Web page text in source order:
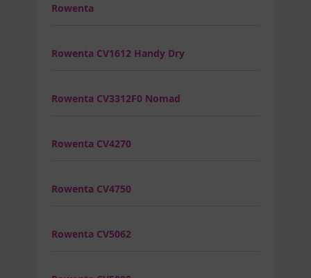
Rowenta
Rowenta CV1612 Handy Dry
Rowenta CV3312F0 Nomad
Rowenta CV4270
Rowenta CV4750
Rowenta CV5062